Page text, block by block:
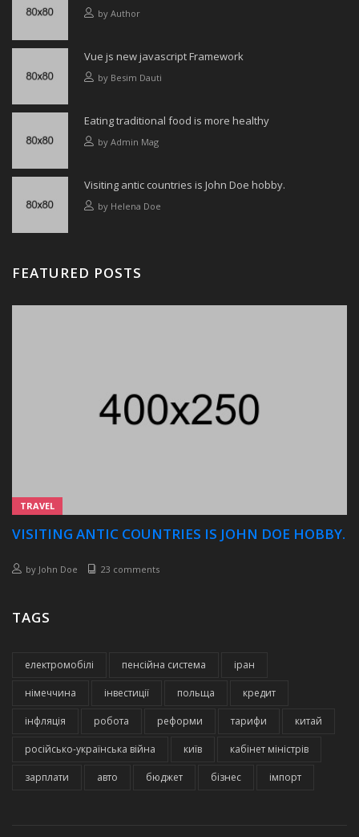
by Author
Vue js new javascript Framework
by Besim Dauti
Eating traditional food is more healthy
by Admin Mag
Visiting antic countries is John Doe hobby.
by Helena Doe
FEATURED POSTS
TRAVEL
VISITING ANTIC COUNTRIES IS JOHN DOE HOBBY.
by John Doe 23 comments
TAGS
електромобілі пенсійна система іран
німеччина інвестиції польща кредит
інфляція робота реформи тарифи китай
російсько-українська війна київ кабінет міністрів
зарплати авто бюджет бізнес імпорт